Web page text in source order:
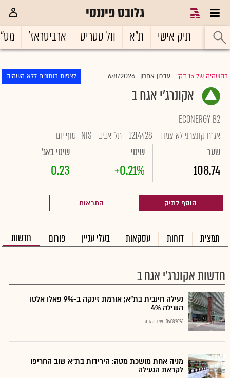
גלובס פיננסי
ראשי תיק אישי ת"א וול סטריט ארביטראז'
בהשהיה של 15 דק' |עדכון אחרון 6/8/2026 לצפות בנתונים ללא השהיה
אקונרג'י אגח ב
ECONERGY B2
אג"ח קונצרני לא צמוד 1214428 תל-אביב NIS סוף יום
שער
108.74
שינוי
+0.21%
שינוי באג'
0.23
הוסף לתיק התראות
תמצית דוחות עסקאות בעלי עניין פורום חדשות
חדשות אקונרג'י אגח ב
נעילה חיובית בת"א; אורמת זינקה ב-9% פאלו אלטו
השילה 4%
06.08.2026 שירות גלובס
מניה אחת מושכת מטה: הירידות בת"א שוב החריפו
לקראת הנעילה